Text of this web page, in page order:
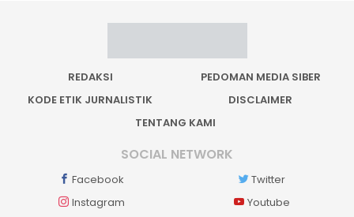
REDAKSI
PEDOMAN MEDIA SIBER
KODE ETIK JURNALISTIK
DISCLAIMER
TENTANG KAMI
SOCIAL NETWORK
Facebook
Twitter
Instagram
Youtube